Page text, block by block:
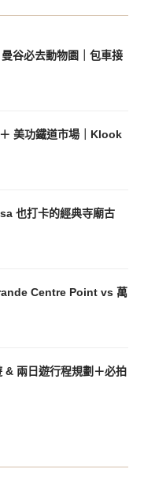
谷必去動物園｜包車接
美功鐵道市場｜Klook
也打卡的經典寺廟古
Centre Point vs 萬
& 兩日遊行程規劃＋必拍